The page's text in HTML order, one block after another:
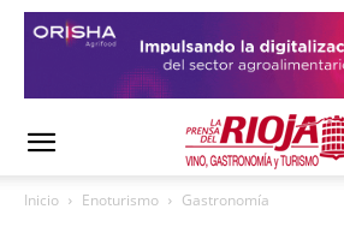
Inicio Enoturismo Gastronomía